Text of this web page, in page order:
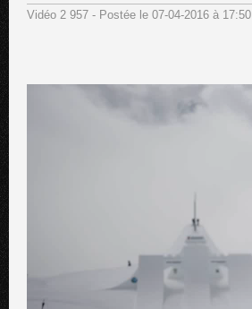
Vidéo 2 957 - Postée le 07-04-2016 à 17:50